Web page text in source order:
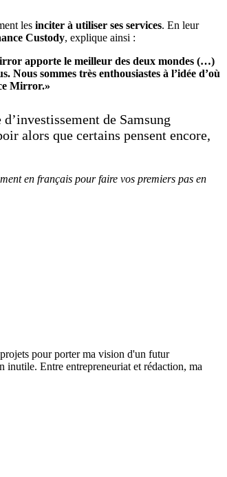
les inciter à utiliser ses services. En leur
Custody, explique ainsi :
apporte le meilleur des deux mondes (…)
sommes très enthousiastes à l’idée d’où
Mirror.»
de Samsung
alors que certains pensent encore,
en français pour faire vos premiers pas en
pour porter ma vision d'un futur
inutile. Entre entrepreneuriat et rédaction, ma